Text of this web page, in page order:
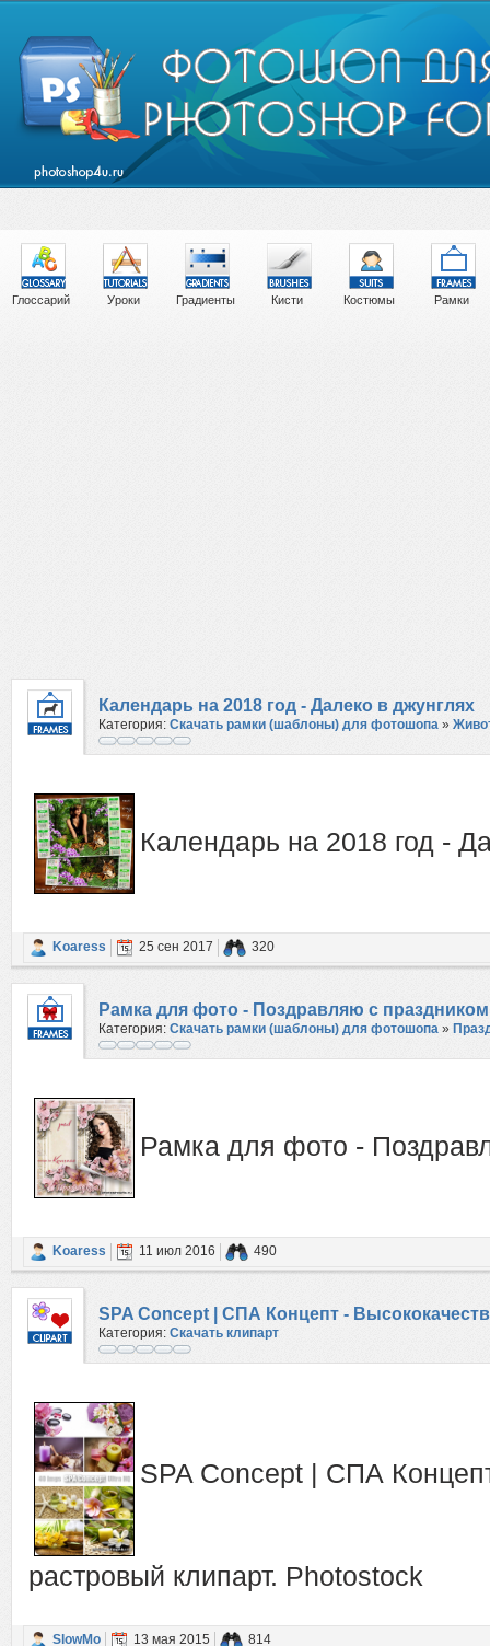
Глоссарий Уроки Градиенты Кисти Костюмы Рамки
Календарь на 2018 год - Далеко в джунглях
Категория: Скачать рамки (шаблоны) для фотошопа »
Календарь на 2018 год -
Koaress 25 сен 2017 320
Рамка для фото - Поздравляю с праздником
Категория: Скачать рамки (шаблоны) для фотошопа »
Рамка для фото -
Koaress 11 июл 2016 490
SPA Concept | СПА Концепт -
Категория: Скачать клипарт
SPA Concept | СПА
растровый клипарт. Photostock
SlowMo 13 мая 2015 814